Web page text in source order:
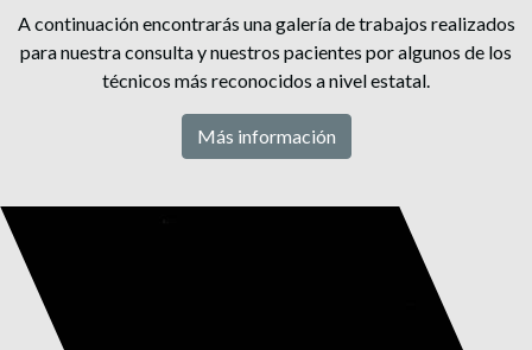
A continuación encontrarás una galería de trabajos realizados
para nuestra consulta y nuestros pacientes por algunos de los
técnicos más reconocidos a nivel estatal.
Más información